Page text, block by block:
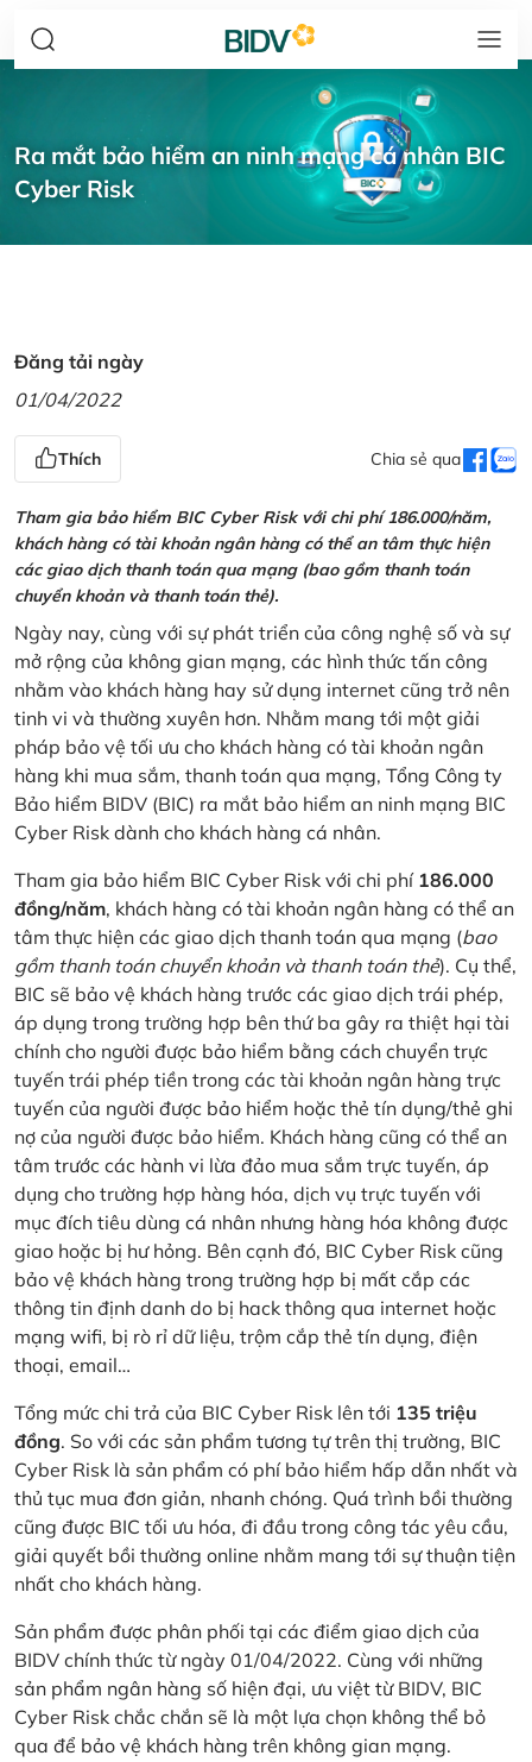
Ra mắt bảo hiểm an ninh mạng cá nhân BIC
Cyber Risk
Đăng tải ngày
01/04/2022
Thích Chia sẻ qua
Tham gia bảo hiểm BIC Cyber Risk với chi phí 186.000/năm,
khách hàng có tài khoản ngân hàng có thể an tâm thực hiện
các giao dịch thanh toán qua mạng (bao gồm thanh toán
chuyển khoản và thanh toán thẻ).
Ngày nay, cùng với sự phát triển của công nghệ số và sự
mở rộng của không gian mạng, các hình thức tấn công
nhằm vào khách hàng hay sử dụng internet cũng trở nên
tinh vi và thường xuyên hơn. Nhằm mang tới một giải
pháp bảo vệ tối ưu cho khách hàng có tài khoản ngân
hàng khi mua sắm, thanh toán qua mạng, Tổng Công ty
Bảo hiểm BIDV (BIC) ra mắt bảo hiểm an ninh mạng BIC
Cyber Risk dành cho khách hàng cá nhân.
Tham gia bảo hiểm BIC Cyber Risk với chi phí 186.000
đồng/năm, khách hàng có tài khoản ngân hàng có thể an
tâm thực hiện các giao dịch thanh toán qua mạng (bao
gồm thanh toán chuyển khoản và thanh toán thẻ). Cụ thể,
BIC sẽ bảo vệ khách hàng trước các giao dịch trái phép,
áp dụng trong trường hợp bên thứ ba gây ra thiệt hại tài
chính cho người được bảo hiểm bằng cách chuyển trực
tuyến trái phép tiền trong các tài khoản ngân hàng trực
tuyến của người được bảo hiểm hoặc thẻ tín dụng/thẻ ghi
nợ của người được bảo hiểm. Khách hàng cũng có thể an
tâm trước các hành vi lừa đảo mua sắm trực tuyến, áp
dụng cho trường hợp hàng hóa, dịch vụ trực tuyến với
mục đích tiêu dùng cá nhân nhưng hàng hóa không được
giao hoặc bị hư hỏng. Bên cạnh đó, BIC Cyber Risk cũng
bảo vệ khách hàng trong trường hợp bị mất cắp các
thông tin định danh do bị hack thông qua internet hoặc
mạng wifi, bị rò rỉ dữ liệu, trộm cắp thẻ tín dụng, điện
thoại, email…
Tổng mức chi trả của BIC Cyber Risk lên tới 135 triệu
đồng. So với các sản phẩm tương tự trên thị trường, BIC
Cyber Risk là sản phẩm có phí bảo hiểm hấp dẫn nhất và
thủ tục mua đơn giản, nhanh chóng. Quá trình bồi thường
cũng được BIC tối ưu hóa, đi đầu trong công tác yêu cầu,
giải quyết bồi thường online nhằm mang tới sự thuận tiện
nhất cho khách hàng.
Sản phẩm được phân phối tại các điểm giao dịch của
BIDV chính thức từ ngày 01/04/2022. Cùng với những
sản phẩm ngân hàng số hiện đại, ưu việt từ BIDV, BIC
Cyber Risk chắc chắn sẽ là một lựa chọn không thể bỏ
qua để bảo vệ khách hàng trên không gian mạng.